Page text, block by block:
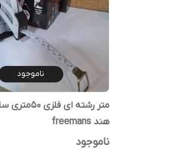
ناموجود
متر
هند freemans
ناموجود